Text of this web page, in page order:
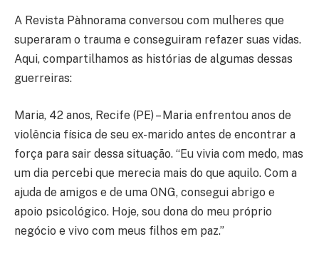
A Revista Pàhnorama conversou com mulheres que
superaram o trauma e conseguiram refazer suas vidas.
Aqui, compartilhamos as histórias de algumas dessas
guerreiras:
Maria, 42 anos, Recife (PE) – Maria enfrentou anos de
violência física de seu ex-marido antes de encontrar a
força para sair dessa situação. “Eu vivia com medo, mas
um dia percebi que merecia mais do que aquilo. Com a
ajuda de amigos e de uma ONG, consegui abrigo e
apoio psicológico. Hoje, sou dona do meu próprio
negócio e vivo com meus filhos em paz.”